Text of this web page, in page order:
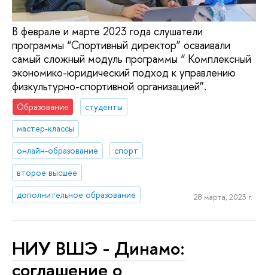
В феврале и марте 2023 года слушатели
программы “Спортивный директор” осваивали
самый сложный модуль программы “ Комплексный
экономико-юридический подход к управлению
физкультурно-спортивной организацией”.
Образование
студенты
мастер-классы
онлайн-образование
спорт
второе высшее
дополнительное образование
28 марта, 2023 г.
НИУ ВШЭ - Динамо:
соглашение о